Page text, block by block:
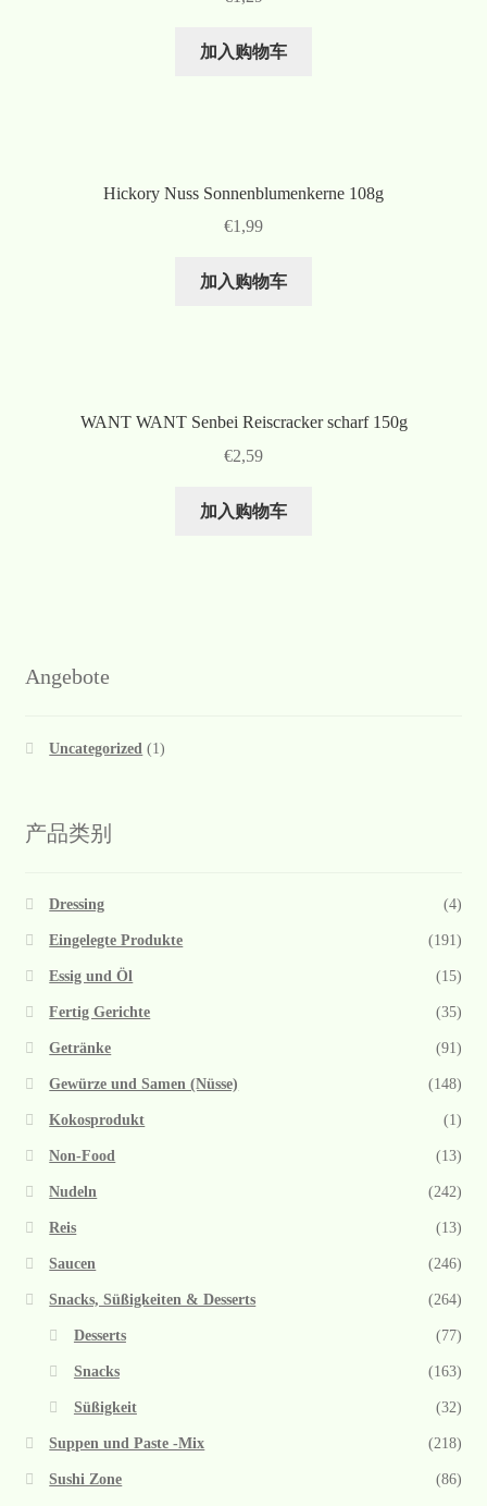
加入购物车
Hickory Nuss Sonnenblumenkerne 108g
€1,99
加入购物车
WANT WANT Senbei Reiscracker scharf 150g
€2,59
加入购物车
Angebote
Uncategorized (1)
产品类别
Dressing (4)
Eingelegte Produkte (191)
Essig und Öl (15)
Fertig Gerichte (35)
Getränke (91)
Gewürze und Samen (Nüsse) (148)
Kokosprodukt (1)
Non-Food (13)
Nudeln (242)
Reis (13)
Saucen (246)
Snacks, Süßigkeiten & Desserts (264)
Desserts (77)
Snacks (163)
Süßigkeit (32)
Suppen und Paste -Mix (218)
Sushi Zone (86)